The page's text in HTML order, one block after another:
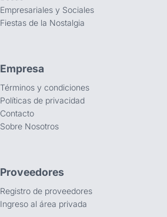
Empresariales y Sociales
Fiestas de la Nostalgia
Empresa
Términos y condiciones
Políticas de privacidad
Contacto
Sobre Nosotros
Proveedores
Registro de proveedores
Ingreso al área privada